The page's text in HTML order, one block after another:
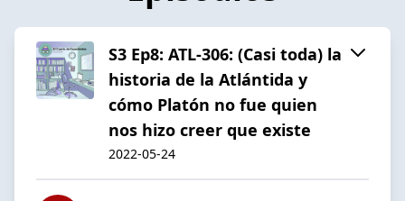
S3 Ep8: ATL-306: (Casi toda) la
historia de la Atlántida y
cómo Platón no fue quien
nos hizo creer que existe
2022-05-24